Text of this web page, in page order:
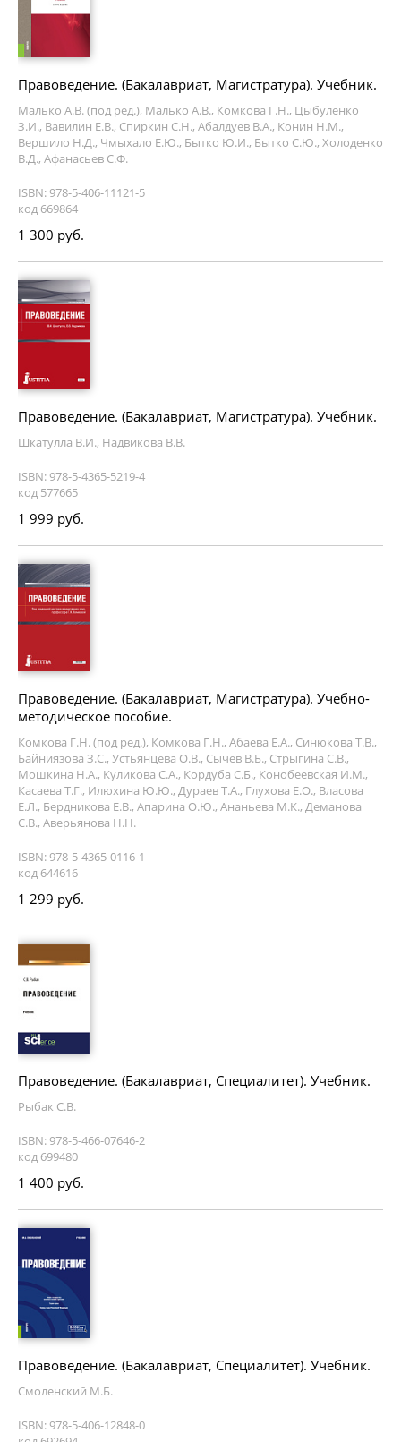
Правоведение. (Бакалавриат, Магистратура). Учебник.
Малько А.В. (под ред.), Малько А.В., Комкова Г.Н., Цыбуленко
З.И., Вавилин Е.В., Спиркин С.Н., Абалдуев В.А., Конин Н.М.,
Вершило Н.Д., Чмыхало Е.Ю., Бытко Ю.И., Бытко С.Ю., Холоденко
В.Д., Афанасьев С.Ф.
ISBN: 978-5-406-11121-5
код 669864
1 300 руб.
Правоведение. (Бакалавриат, Магистратура). Учебник.
Шкатулла В.И., Надвикова В.В.
ISBN: 978-5-4365-5219-4
код 577665
1 999 руб.
Правоведение. (Бакалавриат, Магистратура). Учебно-
методическое пособие.
Комкова Г.Н. (под ред.), Комкова Г.Н., Абаева Е.А., Синюкова Т.В.,
Байниязова З.С., Устьянцева О.В., Сычев В.Б., Стрыгина С.В.,
Мошкина Н.А., Куликова С.А., Кордуба С.Б., Конобеевская И.М.,
Касаева Т.Г., Илюхина Ю.Ю., Дураев Т.А., Глухова Е.О., Власова
Е.Л., Бердникова Е.В., Апарина О.Ю., Ананьева М.К., Деманова
С.В., Аверьянова Н.Н.
ISBN: 978-5-4365-0116-1
код 644616
1 299 руб.
Правоведение. (Бакалавриат, Специалитет). Учебник.
Рыбак С.В.
ISBN: 978-5-466-07646-2
код 699480
1 400 руб.
Правоведение. (Бакалавриат, Специалитет). Учебник.
Смоленский М.Б.
ISBN: 978-5-406-12848-0